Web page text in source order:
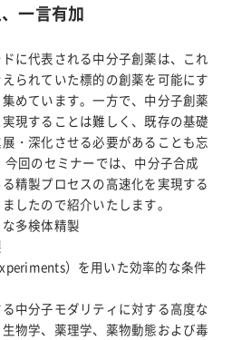
一言有加
に代表される中分子創薬は、これ
られていた標的の創薬を可能にす
めています。一方で、中分子創薬
現することは難しく、既存の基礎
・深化させる必要があることも忘
回のセミナーでは、中分子合成
精製プロセスの高速化を実現する
したので紹介いたします。
多検体精製
）を用いた効率的な条件
中分子モダリティに対する高度な
物学、薬理学、薬物動態および毒